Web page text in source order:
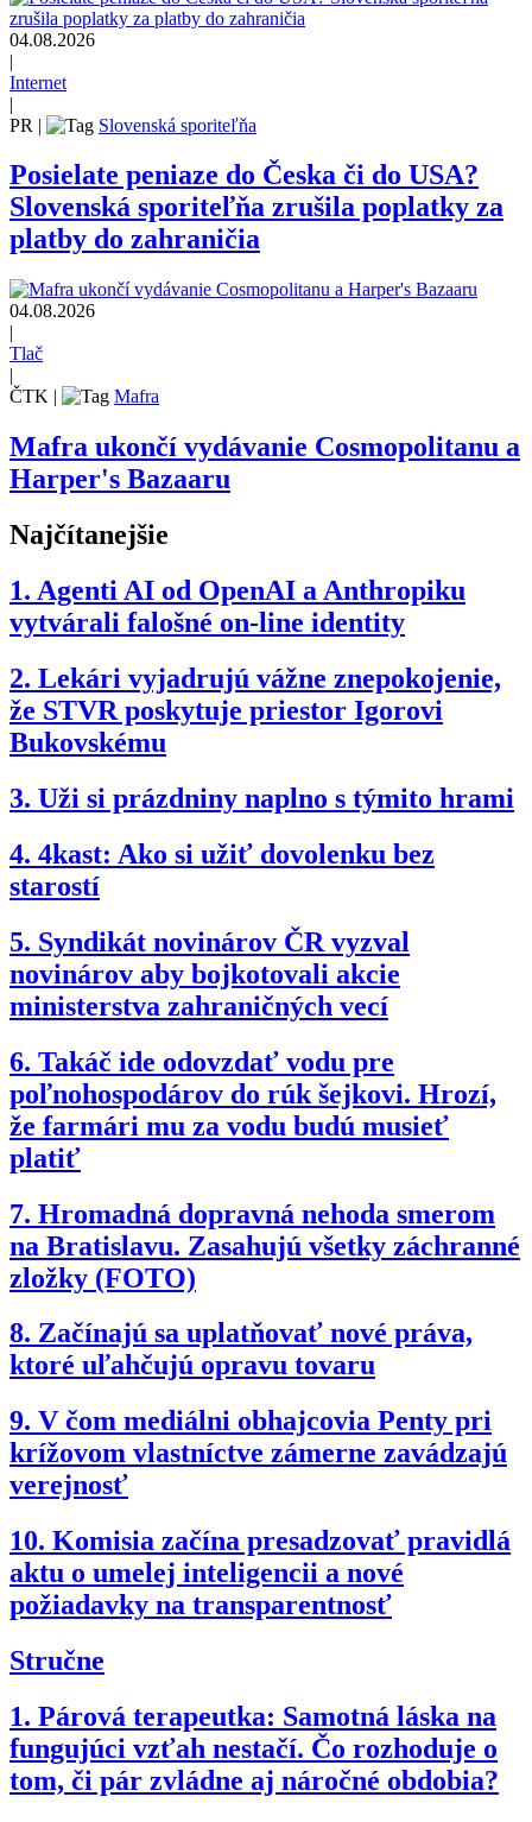
04.08.2026
|
Internet
|
PR | Slovenská sporiteľňa
Posielate peniaze do Česka či do USA?
Slovenská sporiteľňa zrušila poplatky za
platby do zahraničia
04.08.2026
|
Tlač
|
ČTK | Mafra
Mafra ukončí vydávanie Cosmopolitanu a
Harper's Bazaaru
Najčítanejšie
1. Agenti AI od OpenAI a Anthropiku
vytvárali falošné on-line identity
2. Lekári vyjadrujú vážne znepokojenie,
že STVR poskytuje priestor Igorovi
Bukovskému
3. Uži si prázdniny naplno s týmito hrami
4. 4kast: Ako si užiť dovolenku bez
starostí
5. Syndikát novinárov ČR vyzval
novinárov aby bojkotovali akcie
ministerstva zahraničných vecí
6. Takáč ide odovzdať vodu pre
poľnohospodárov do rúk šejkovi. Hrozí,
že farmári mu za vodu budú musieť
platiť
7. Hromadná dopravná nehoda smerom
na Bratislavu. Zasahujú všetky záchranné
zložky (FOTO)
8. Začínajú sa uplatňovať nové práva,
ktoré uľahčujú opravu tovaru
9. V čom mediálni obhajcovia Penty pri
krížovom vlastníctve zámerne zavádzajú
verejnosť
10. Komisia začína presadzovať pravidlá
aktu o umelej inteligencii a nové
požiadavky na transparentnosť
Stručne
1. Párová terapeutka: Samotná láska na
fungujúci vzťah nestačí. Čo rozhoduje o
tom, či pár zvládne aj náročné obdobia?